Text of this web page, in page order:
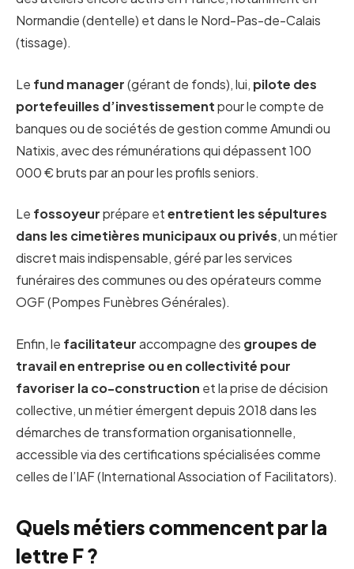
Normandie (dentelle) et dans le Nord-Pas-de-Calais
(tissage).
Le fund manager(gérant de fonds), lui, pilote des
portefeuilles d’investissementpour le compte de
banques ou de sociétés de gestion comme Amundi ou
Natixis, avec des rémunérations qui dépassent 100
000 € bruts par an pour les profils seniors.
Le fossoyeurprépare etentretient les sépultures
dans les cimetières municipaux ou privés, un métier
discret mais indispensable, géré par les services
funéraires des communes ou des opérateurs comme
OGF (Pompes Funèbres Générales).
Enfin, le facilitateuraccompagne des groupes de
travail en entreprise ou en collectivité pour
favoriser la co-construction et la prise de décision
collective, un métier émergent depuis 2018 dans les
démarches de transformation organisationnelle,
accessible via des certifications spécialisées comme
celles de l’IAF (International Association of Facilitators).
Quels métiers commencent par la
lettre F ?